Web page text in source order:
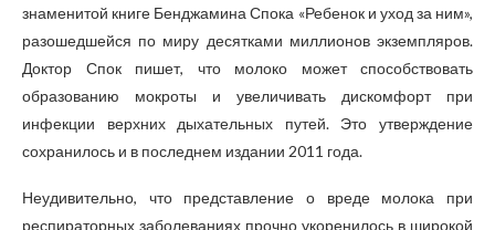
знаменитой книге Бенджамина Спока «Ребенок и уход за ним»,
разошедшейся по миру десятками миллионов экземпляров.
Доктор Спок пишет, что молоко может способствовать
образованию мокроты и увеличивать дискомфорт при
инфекции верхних дыхательных путей. Это утверждение
сохранилось и в последнем издании 2011 года.
Неудивительно, что представление о вреде молока при
респираторных заболеваниях прочно укоренилось в широкой